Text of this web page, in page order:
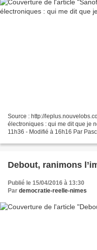
Source : http://
électroniques : qui me dit que je
11h36 - Modifié à 16h16 Par
Debout, ranimons
Publié le 15/04/2016 à 13:30
Par democratie-reelle-nimes